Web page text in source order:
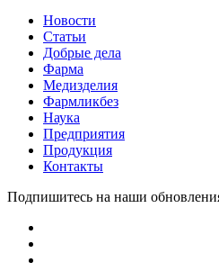
Новости
Статьи
Добрые дела
Фарма
Медизделия
Фармликбез
Наука
Предприятия
Продукция
Контакты
Подпишитесь на наши